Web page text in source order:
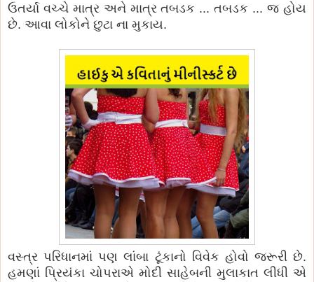
ઉતર્યા વચ્ચે માત્ર અને માત્ર તબડક ... તબડક ... જ હોય
છે. આવા લોકોને છુટા ના મુકાય.
વસ્ત્ર પરિધાનમાં પણ લાંબા ટૂંકાનો વિવેક હોવો જરૂરી છે.
હમણાં પ્રિયંકા ચોપરાએ મોદી સાહેબની મુલાકાત લીધી એ